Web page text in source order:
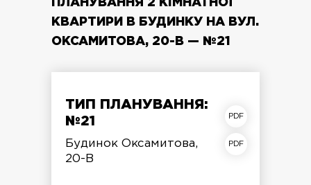
ПЛАНУВАННЯ 2 КІМНАТНОЇ
КВАРТИРИ В БУДИНКУ НА ВУЛ.
ОКСАМИТОВА, 20-В — №21
ТИП ПЛАНУВАННЯ:
№21
Будинок Оксамитова,
20-В
план квартири
план поверху